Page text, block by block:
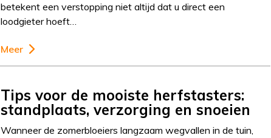
betekent een verstopping niet altijd dat u direct een
loodgieter hoeft…
Meer
Tips voor de mooiste herfstasters:
standplaats, verzorging en snoeien
Wanneer de zomerbloeiers langzaam wegvallen in de tuin,